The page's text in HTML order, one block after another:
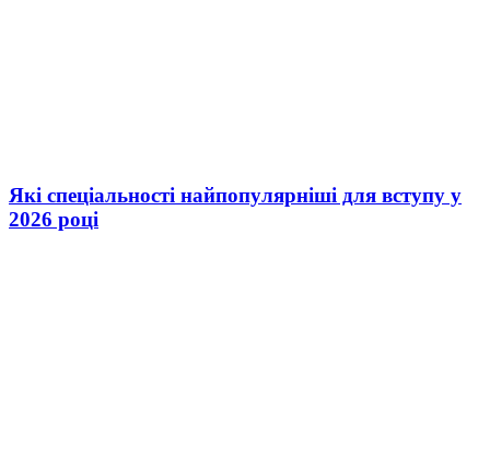
Які спеціальності найпопулярніші для вступу у
2026 році